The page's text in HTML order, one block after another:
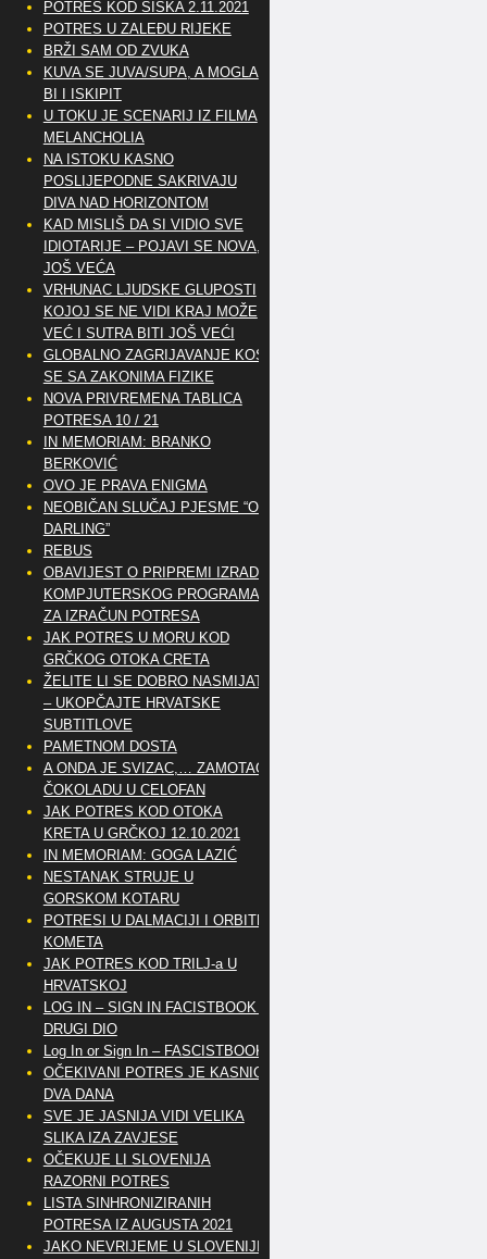
POTRES KOD SISKA 2.11.2021
POTRES U ZALEĐU RIJEKE
BRŽI SAM OD ZVUKA
KUVA SE JUVA/SUPA, A MOGLA
BI I ISKIPIT
U TOKU JE SCENARIJ IZ FILMA
MELANCHOLIA
NA ISTOKU KASNO
POSLIJEPODNE SAKRIVAJU
DIVA NAD HORIZONTOM
KAD MISLIŠ DA SI VIDIO SVE
IDIOTARIJE – POJAVI SE NOVA,..
JOŠ VEĆA
VRHUNAC LJUDSKE GLUPOSTI
KOJOJ SE NE VIDI KRAJ MOŽE
VEĆ I SUTRA BITI JOŠ VEĆI
GLOBALNO ZAGRIJAVANJE KOSI
SE SA ZAKONIMA FIZIKE
NOVA PRIVREMENA TABLICA
POTRESA 10 / 21
IN MEMORIAM: BRANKO
BERKOVIĆ
OVO JE PRAVA ENIGMA
NEOBIČAN SLUČAJ PJESME “OH
DARLING”
REBUS
OBAVIJEST O PRIPREMI IZRADE
KOMPJUTERSKOG PROGRAMA
ZA IZRAČUN POTRESA
JAK POTRES U MORU KOD
GRČKOG OTOKA CRETA
ŽELITE LI SE DOBRO NASMIJATI
– UKOPČAJTE HRVATSKE
SUBTITLOVE
PAMETNOM DOSTA
A ONDA JE SVIZAC,… ZAMOTAO
ČOKOLADU U CELOFAN
JAK POTRES KOD OTOKA
KRETA U GRČKOJ 12.10.2021
IN MEMORIAM: GOGA LAZIĆ
NESTANAK STRUJE U
GORSKOM KOTARU
POTRESI U DALMACIJI I ORBITE
KOMETA
JAK POTRES KOD TRILJ-a U
HRVATSKOJ
LOG IN – SIGN IN FACISTBOOK –
DRUGI DIO
Log In or Sign In – FASCISTBOOK
OČEKIVANI POTRES JE KASNIO
DVA DANA
SVE JE JASNIJA VIDI VELIKA
SLIKA IZA ZAVJESE
OČEKUJE LI SLOVENIJA
RAZORNI POTRES
LISTA SINHRONIZIRANIH
POTRESA IZ AUGUSTA 2021
JAKO NEVRIJEME U SLOVENIJI